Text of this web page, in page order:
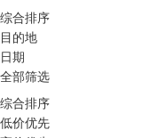
综合排序
目的地
日期
全部筛选
综合排序
低价优先